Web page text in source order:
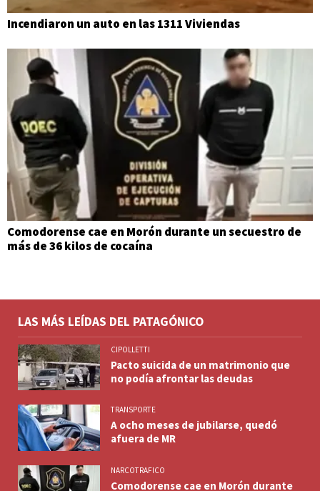
Incendiaron un auto en las 1311 Viviendas
Comodorense cae en Morón durante un secuestro de
más de 36 kilos de cocaína
LAS MÁS LEÍDAS DEL PATAGÓNICO
CIPOLLETTI
Pacto suicida de un matrimonio que
no podía afrontar las deudas
TRANSPORTE
A ocho meses de jubilarse, quedó
afuera de MR
NARCOTRAFICO
Comodorense cae en Morón durante